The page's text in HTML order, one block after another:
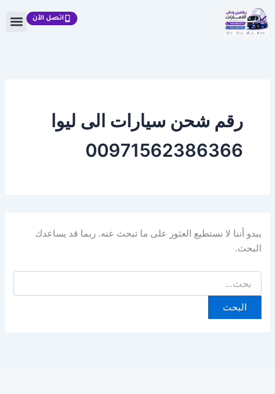
تخطي
إلى
المحتوى
اتصل الآن
رقم شحن سيارات الى ليوا
00971562386366
يبدو أننا لا نستطيع العثور على ما تبحث عنه. ربما قد يساعدك
البحث.
عن: